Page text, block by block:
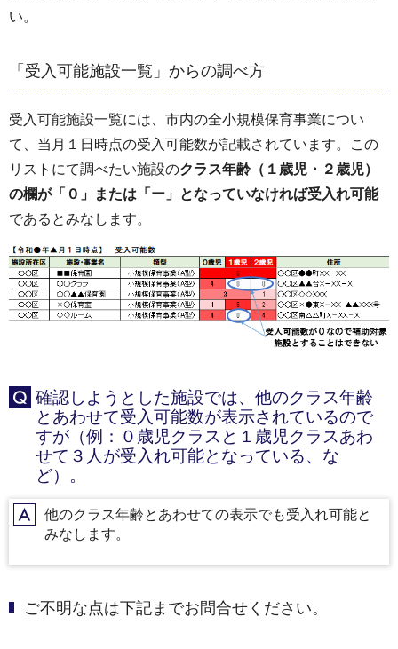
い。
「受入可能施設一覧」からの調べ方
受入可能施設一覧には、市内の全小規模保育事業につい
て、当月１日時点の受入可能数が記載されています。この
リストにて調べたい施設のクラス年齢（１歳児・２歳児）
の欄が「０」または「ー」となっていなければ受入れ可能
であるとみなします。
Q
確認しようとした施設では、他のクラス年齢
とあわせて受入可能数が表示されているので
すが（例：０歳児クラスと１歳児クラスあわ
せて３人が受入れ可能となっている、な
ど）。
A他のクラス年齢とあわせての表示でも受入れ可能と
みなします。
ご不明な点は下記までお問合せください。